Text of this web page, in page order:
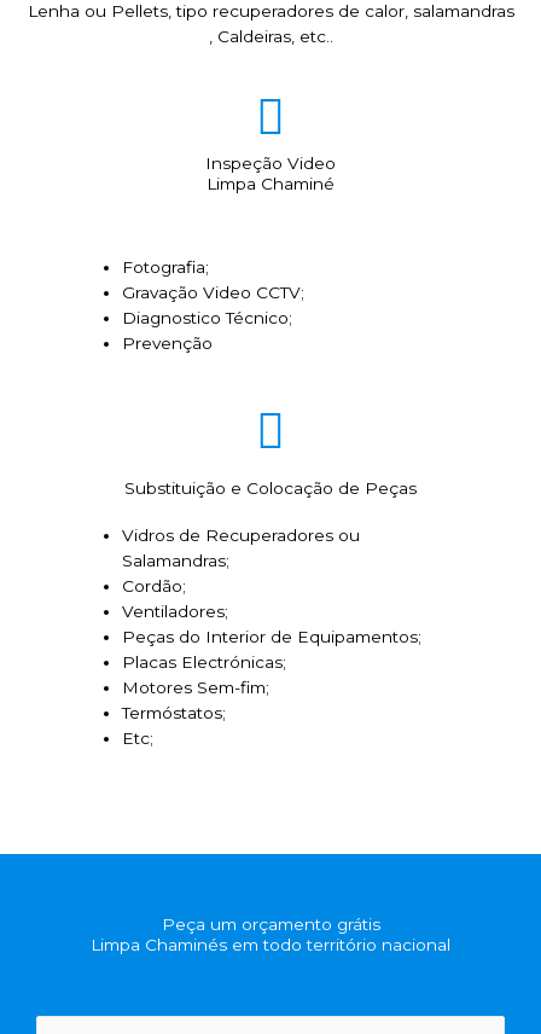
Lenha ou Pellets, tipo recuperadores de calor, salamandras
, Caldeiras, etc..
Inspeção Video
Limpa Chaminé
Fotografia;
Gravação Video CCTV;
Diagnostico Técnico;
Prevenção
Substituição e Colocação de Peças
Vidros de Recuperadores ou
Salamandras;
Cordão;
Ventiladores;
Peças do Interior de Equipamentos;
Placas Electrónicas;
Motores Sem-fim;
Termóstatos;
Etc;
Peça um orçamento grátis
Limpa Chaminés em todo território nacional